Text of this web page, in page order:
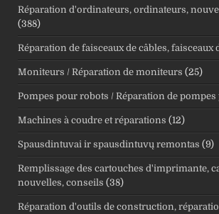
Réparation d'ordinateurs, ordinateurs,
(388)
Réparation de faisceaux de câbles, faisceaux
Moniteurs / Réparation de moniteurs (25)
Pompes pour robots / Réparation de
Machines à coudre et réparations (12)
Spausdintuvai ir spausdintuvų remontas (9)
Remplissage des cartouches d'imprimante,
nouvelles, conseils (38)
Réparation d'outils de construction,